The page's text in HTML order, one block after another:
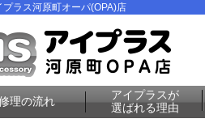
ラス河原町オーパ(OPA)店
理の流れ
アイプラスが
選ばれる理由